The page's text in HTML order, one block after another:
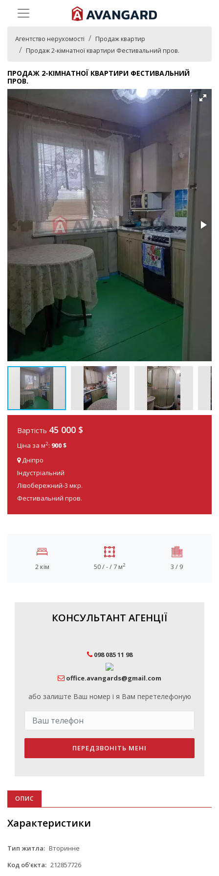
Агентство нерухомості
Продаж квартир
Продаж 2-кімнатної квартири Фестивальний пров.
ПРОДАЖ 2-КІМНАТНОЇ КВАРТИРИ ФЕСТИВАЛЬНИЙ
ПРОВ.
Вартість 45 000 $
Ціна за м2: 900 $
Дніпро
Індустріальний
Лівобережний-3 мкр.
Фестивальний пров.
2 кім 50 / - / 7 м2 3 / 9
КОНСУЛЬТАНТ АГЕНЦІЇ
098 085 11 98
office.avangards@gmail.com
або залиште Ваш номер і я Вам перетелефоную
ПЕРЕДЗВОНІТЬ МЕНІ
ОПИС
Характеристики
Тип житла: Вторинне
Код об'єкта: 212857726